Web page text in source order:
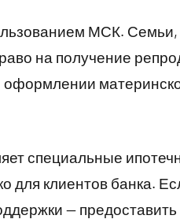
МСК. Семьи,
на получение
оформлении
специальные
для клиентов банка.
—